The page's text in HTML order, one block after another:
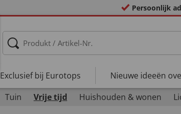
Persoonlijk
Exclusief bij Eurotops Nieuwe ideeën
Tuin Vrije tijd Huishouden & wonen